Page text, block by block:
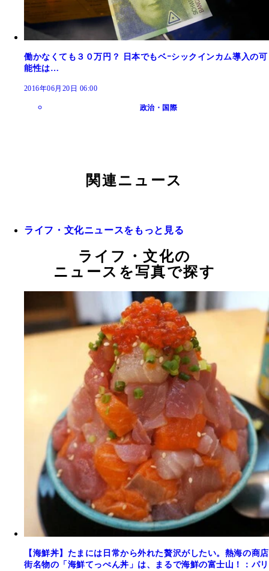
働かなくても３０万円？ 日本でもベｰシックインカム導入の可
能性は…
2016年06月20日 06:00
政治・国際
関連ニュース
ライフ・文化ニュースをもっと見る
ライフ・文化の
ニュースを写真で探す
【海鮮丼】たまには日常から外れた贅沢がしたい。熱海の商店
街名物の「海鮮てっぺん丼」は、まるで海鮮の富士山！：パリ